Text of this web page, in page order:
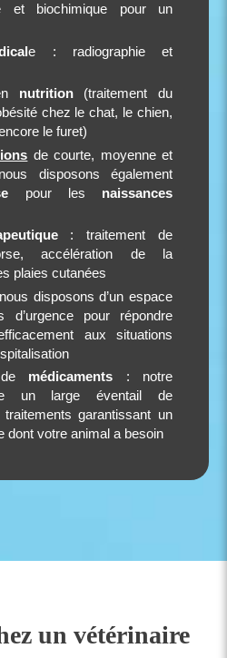
et biochimique pour un
e : radiographie et
nutrition(traitement du
chez le chat, le chien,
le furet)
de courte, moyenne et
disposons également
pour les naissances
: traitement de
accélération de la
plaies cutanées
disposons d’un espace
d’urgence pour répondre
aux situations
médicaments : notre
un large éventail de
garantissant un
dont votre animal a besoin
un vétérinaire